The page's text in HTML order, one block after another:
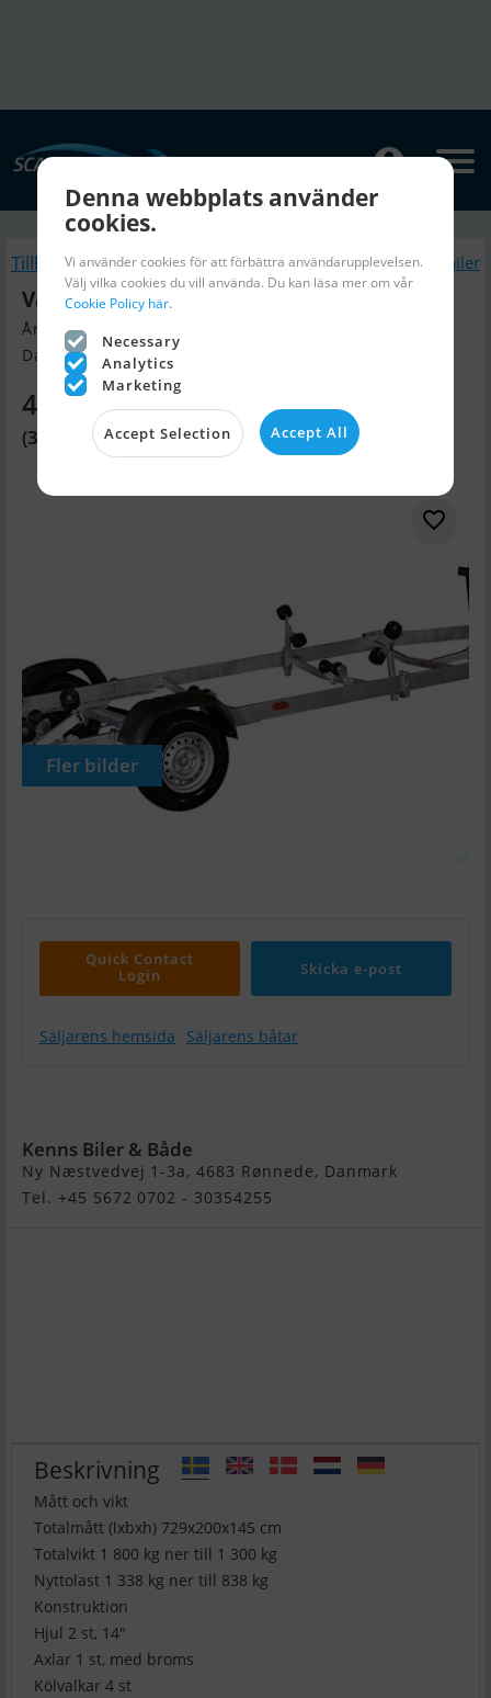
Tillbaka Liknande Båttrailer
Variant Ocean 1800
Årsmodell 2022, Båttrailer till salu
Danmark
47 980 SEK
(33 195 DKK)
Fler bilder
Quick Contact
Login
Skicka e-post
Säljarens hemsida Säljarens båtar
Kenns Biler & Både
Ny Næstvedvej 1-3a, 4683 Rønnede, Danmark
Tel. +45 5672 0702 - 30354255
Beskrivning
Mått och vikt
Totalmått (lxbxh) 729x200x145 cm
Totalvikt 1 800 kg ner till 1 300 kg
Nyttolast 1 338 kg ner till 838 kg
Konstruktion
Hjul 2 st, 14"
Axlar 1 st, med broms
Kölvalkar 4 st
Denna webbplats använder
cookies.
Vi använder cookies för att förbättra användarupplevelsen.
Välj vilka cookies du vill använda. Du kan läsa mer om vår
Cookie Policy här.
Necessary
Analytics
Marketing
Accept Selection Accept All